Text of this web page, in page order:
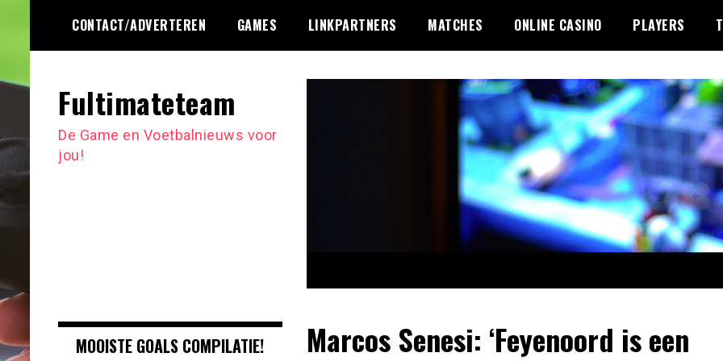
de
CONTACT/ADVERTEREN GAMES LINKPARTNERS MATCHES ONLINE CASINO PLAYERS
Fultimateteam
De Game en Voetbalnieuws voor
jou!
Marcos Senesi: ‘Feyenoord is een
MOOISTE GOALS COMPILATIE!